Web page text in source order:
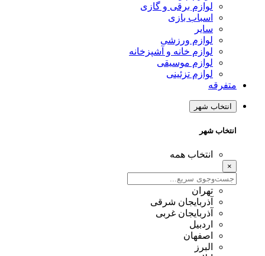
لوازم برقی و گازی
اسباب بازی
سایر
لوازم ورزشی
لوازم خانه و آشپزخانه
لوازم موسیقی
لوازم تزئینی
متفرقه
انتخاب شهر
انتخاب شهر
انتخاب همه
تهران
آذربایجان شرقی
آذربایجان غربی
اردبیل
اصفهان
البرز